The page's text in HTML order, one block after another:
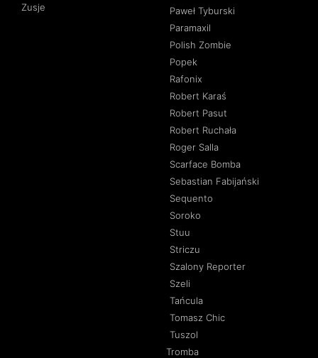
Zusje
Paweł Tyburski
Paramaxil
Polish Zombie
Popek
Rafonix
Robert Karaś
Robert Pasut
Robert Ruchała
Roger Salla
Scarface Bomba
Sebastian Fabijański
Sequento
Soroko
Stuu
Striczu
Szalony Reporter
Szeli
Tańcula
Tomasz Chic
Tuszol
Tromba